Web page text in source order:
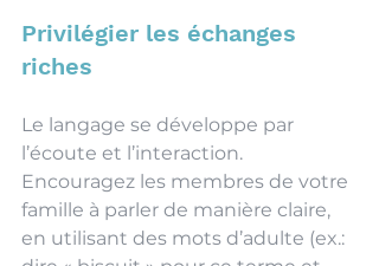
Privilégier les échanges
riches
Le langage se développe par
l’écoute et l’interaction.
Encouragez les membres de votre
famille à parler de manière claire,
en utilisant des mots d’adulte (ex.: